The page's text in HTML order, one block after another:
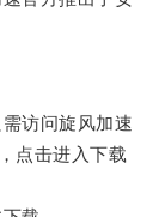
访问旋风加速
点击进入下载